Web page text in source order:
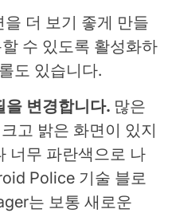
더 보기 좋게 만들
수 있도록 활성화하
도 있습니다.
을 변경합니다. 많은
고 밝은 화면이 있지
너무 파란색으로 나
Police 기술 블로
는 보통 새로운